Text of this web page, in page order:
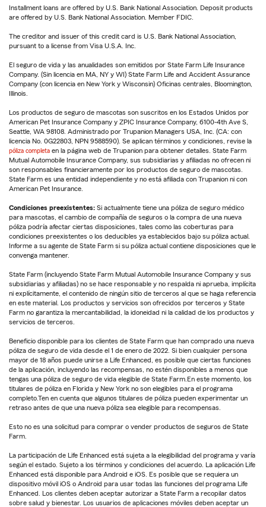
Installment loans are offered by U.S. Bank National Association. Deposit products
are offered by U.S. Bank National Association. Member FDIC.
The creditor and issuer of this credit card is U.S. Bank National Association,
pursuant to a license from Visa U.S.A. Inc.
El seguro de vida y las anualidades son emitidos por State Farm Life Insurance
Company. (Sin licencia en MA, NY y WI) State Farm Life and Accident Assurance
Company (con licencia en New York y Wisconsin) Oficinas centrales, Bloomington,
Illinois.
Los productos de seguro de mascotas son suscritos en los Estados Unidos por
American Pet Insurance Company y ZPIC Insurance Company, 6100-4th Ave S,
Seattle, WA 98108. Administrado por Trupanion Managers USA, Inc. (CA: con
licencia No. 0G22803, NPN 9588590). Se aplican términos y condiciones, revise la
póliza completa en la página web de Trupanion para obtener detalles. State Farm
Mutual Automobile Insurance Company, sus subsidiarias y afiliadas no ofrecen ni
son responsables financieramente por los productos de seguro de mascotas.
State Farm es una entidad independiente y no está afiliada con Trupanion ni con
American Pet Insurance.
Condiciones preexistentes: Si actualmente tiene una póliza de seguro médico
para mascotas, el cambio de compañía de seguros o la compra de una nueva
póliza podría afectar ciertas disposiciones, tales como las coberturas para
condiciones preexistentes o los deducibles ya establecidos bajo su póliza actual.
Informe a su agente de State Farm si su póliza actual contiene disposiciones que le
convenga mantener.
State Farm (incluyendo State Farm Mutual Automobile Insurance Company y sus
subsidiarias y afiliadas) no se hace responsable y no respalda ni aprueba, implícita
ni explícitamente, el contenido de ningún sitio de terceros al que se haga referencia
en este material. Los productos y servicios son ofrecidos por terceros y State
Farm no garantiza la mercantabilidad, la idoneidad ni la calidad de los productos y
servicios de terceros.
Beneficio disponible para los clientes de State Farm que han comprado una nueva
póliza de seguro de vida desde el 1 de enero de 2022. Si bien cualquier persona
mayor de 18 años puede unirse a Life Enhanced, es posible que ciertas funciones
de la aplicación, incluyendo las recompensas, no estén disponibles a menos que
tengas una póliza de seguro de vida elegible de State Farm.En este momento, los
titulares de póliza en Florida y New York no son elegibles para el programa
completo.Ten en cuenta que algunos titulares de póliza pueden experimentar un
retraso antes de que una nueva póliza sea elegible para recompensas.
Esto no es una solicitud para comprar o vender productos de seguros de State
Farm.
La participación de Life Enhanced está sujeta a la elegibilidad del programa y varía
según el estado. Sujeto a los términos y condiciones del acuerdo. La aplicación Life
Enhanced está disponible para Android e iOS. Es posible que se requiera un
dispositivo móvil iOS o Android para usar todas las funciones del programa Life
Enhanced. Los clientes deben aceptar autorizar a State Farm a recopilar datos
sobre salud y bienestar. Los usuarios de aplicaciones móviles deben aceptar un